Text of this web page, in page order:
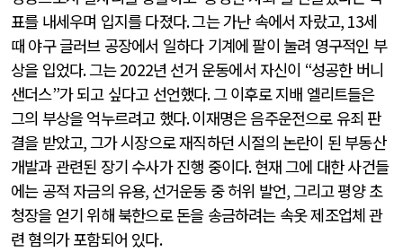
표를 내세우며 입지를 다졌다.그는 가난 속에서 자랐고, 13세
때 야구 글러브 공장에서 일하다 기계에 팔이 눌려 영구적인 부
상을 입었다.그는2022년 선거 운동에서 자신이 “성공한 버니
샌더스”가 되고 싶다고 선언했다.그 이후로 지배 엘리트들은
그의 부상을 억누르려고 했다.이재명은 음주운전으로 유죄 판
결을 받았고,그가 시장으로 재직하던 시절의 논란이 된 부동산
개발과 관련된 장기 수사가 진행 중이다.현재 그에 대한 사건들
에는 공적 자금의 유용, 선거운동 중 허위 발언,그리고 평양 초
청장을 얻기 위해 북한으로 돈을 송금하려는 속옷 제조업체 관
련 혐의가 포함되어 있다.